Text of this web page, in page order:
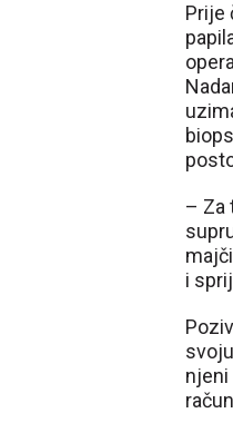
Prije
– Za
i
njeni